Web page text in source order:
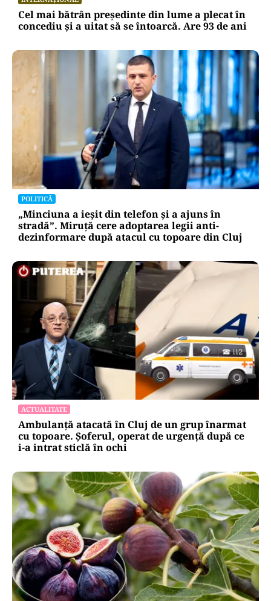
Cel mai bătrân președinte din lume a plecat în
concediu și a uitat să se întoarcă. Are 93 de ani
POLITICĂ
„Minciuna a ieșit din telefon și a ajuns în
stradă”. Miruță cere adoptarea legii anti-
dezinformare după atacul cu topoare din Cluj
ACTUALITATE
Ambulanță atacată în Cluj de un grup înarmat
cu topoare. Șoferul, operat de urgență după ce
i-a intrat sticlă în ochi